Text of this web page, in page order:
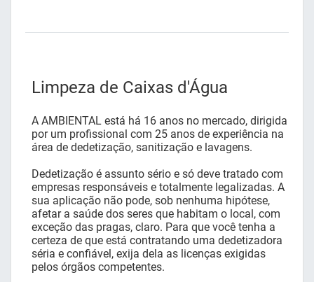
Limpeza de Caixas d'Água
A AMBIENTAL está há 16 anos no mercado, dirigida
por um profissional com 25 anos de experiência na
área de dedetização, sanitização e lavagens.
Dedetização é assunto sério e só deve tratado com
empresas responsáveis e totalmente legalizadas. A
sua aplicação não pode, sob nenhuma hipótese,
afetar a saúde dos seres que habitam o local, com
exceção das pragas, claro. Para que você tenha a
certeza de que está contratando uma dedetizadora
séria e confiável, exija dela as licenças exigidas
pelos órgãos competentes.